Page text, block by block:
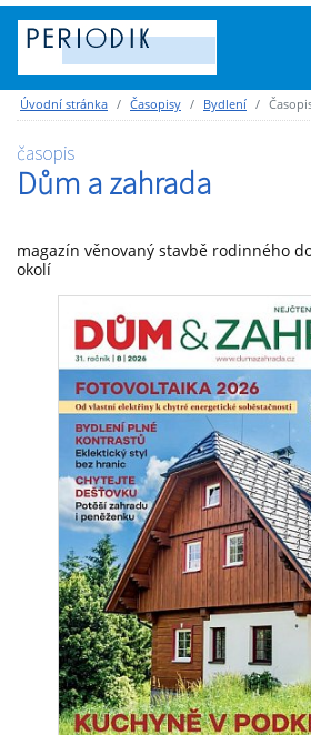
Úvodní stránka Časopisy Bydlení
časopis
Dům a zahrada
magazín věnovaný stavbě rodinného
okolí